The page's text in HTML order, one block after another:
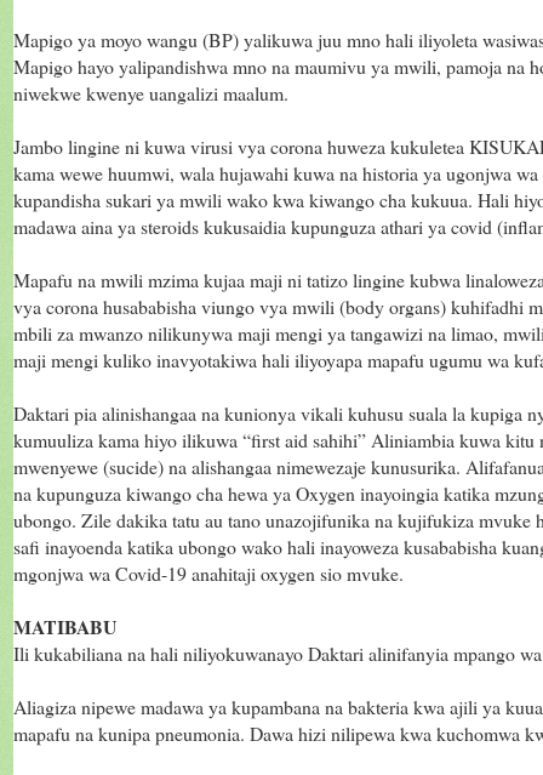
Mapigo ya moyo wangu (BP) yalikuwa juu mno hali iliyoleta
Mapigo hayo yalipandishwa mno na maumivu ya mwili, pamoja na
niwekwe kwenye uangalizi maalum.
Jambo lingine ni kuwa virusi vya corona huweza kukuletea
kama wewe huumwi, wala hujawahi kuwa na historia ya ugonjwa
kupandisha sukari ya mwili wako kwa kiwango cha kukuua. Hali
madawa aina ya steroids kukusaidia kupunguza athari ya covid
Mapafu na mwili mzima kujaa maji ni tatizo lingine kubwa
vya corona husababisha viungo vya mwili (body organs) kuhifadhi
mbili za mwanzo nilikunywa maji mengi ya tangawizi na limao,
maji mengi kuliko inavyotakiwa hali iliyoyapa mapafu ugumu wa
Daktari pia alinishangaa na kunionya vikali kuhusu suala la kupiga
kumuuliza kama hiyo ilikuwa “first aid sahihi” Aliniambia kuwa
mwenyewe (sucide) na alishangaa nimewezaje kunusurika.
na kupunguza kiwango cha hewa ya Oxygen inayoingia katika
ubongo. Zile dakika tatu au tano unazojifunika na kujifukiza mvuke
safi inayoenda katika ubongo wako hali inayoweza kusababisha
mgonjwa wa Covid-19 anahitaji oxygen sio mvuke.
MATIBABU
Ili kukabiliana na hali niliyokuwanayo Daktari alinifanyia mpango
Aliagiza nipewe madawa ya kupambana na bakteria kwa ajili ya
mapafu na kunipa pneumonia. Dawa hizi nilipewa kwa kuchomwa